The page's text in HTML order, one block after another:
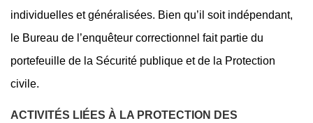
individuelles et généralisées. Bien qu’il soit indépendant,
le Bureau de l’enquêteur correctionnel fait partie du
portefeuille de la Sécurité publique et de la Protection
civile.
ACTIVITÉS LIÉES À LA PROTECTION DES